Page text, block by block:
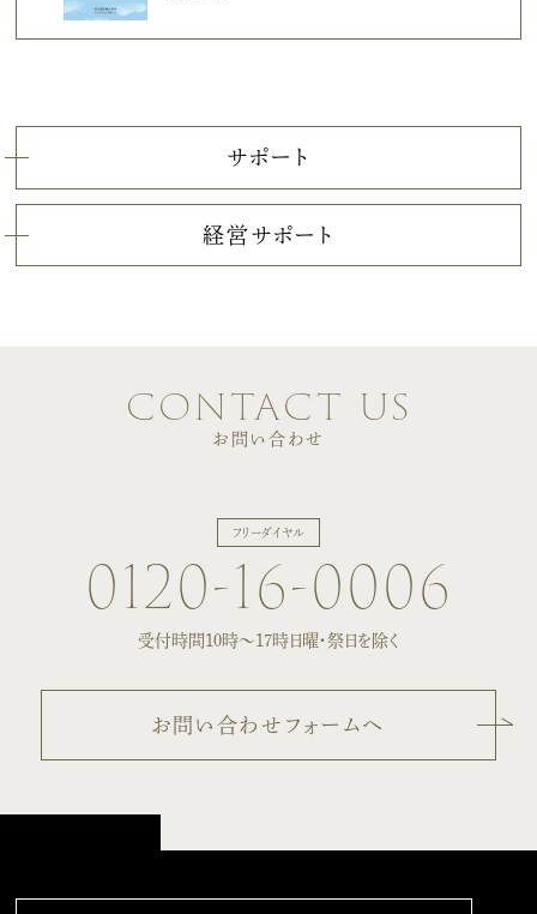
サポート
経営サポート
contact us
お問い合わせ
フリーダイヤル
0120-16-0006
受付時間10時〜17時 日曜・祭日を除く
お問い合わせフォームへ